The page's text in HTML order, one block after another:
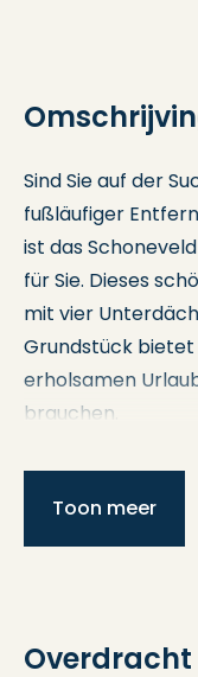
Sind Sie auf der
fußläufiger
ist das
für Sie. Dieses
mit vier
Grundstück bietet
erholsamen
brauchen.
Die günstige Lage
und des
Erdgeschoss:
Toon meer
Overdracht